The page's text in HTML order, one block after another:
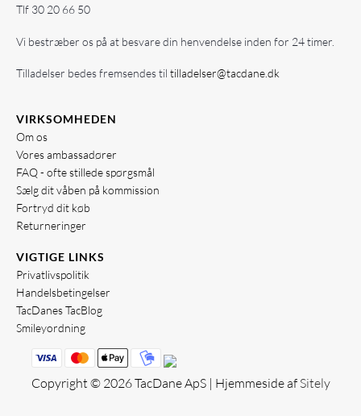
Tlf 30 20 66 50
Vi bestræber os på at besvare din henvendelse inden for 24 timer.
Tilladelser bedes fremsendes til tilladelser@tacdane.dk
VIRKSOMHEDEN
Om os
Vores ambassadører
FAQ - ofte stillede spørgsmål
Sælg dit våben på kommission
Fortryd dit køb
Returneringer
VIGTIGE LINKS
Privatlivspolitik
Handelsbetingelser
TacDanes TacBlog
Smileyordning
Copyright © 2026 TacDane ApS | Hjemmeside af Sitely